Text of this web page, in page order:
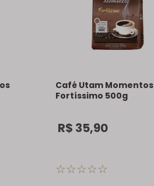
Café Utam Momentos
Fortíssimo 500g
R$ 35,90
☆☆☆☆☆